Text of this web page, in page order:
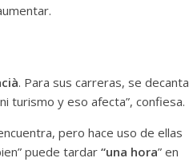
. Para sus carreras, se decanta
turismo y eso afecta”, confiesa.
pero hace uso de ellas
puede tardar “una hora” en